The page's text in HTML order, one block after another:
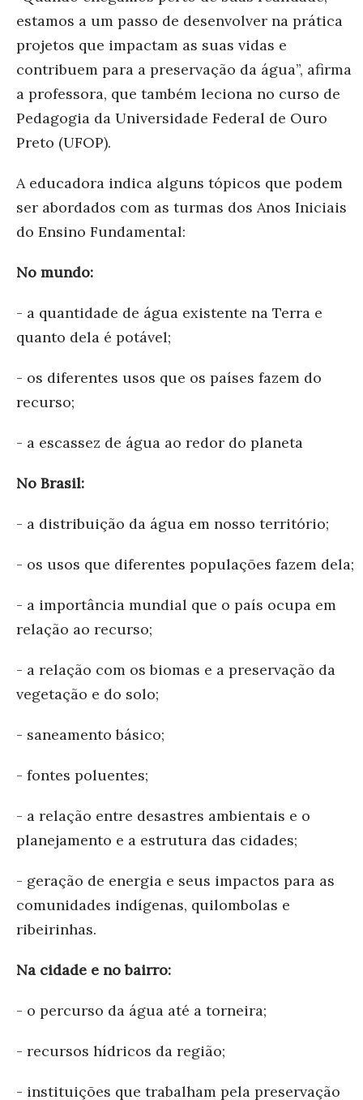
estamos a um passo de desenvolver na prática
projetos que impactam as suas vidas e
contribuem para a preservação da água”, afirma
a professora, que também leciona no curso de
Pedagogia da Universidade Federal de Ouro
Preto (UFOP).
A educadora indica alguns tópicos que podem
ser abordados com as turmas dos Anos Iniciais
do Ensino Fundamental:
No mundo:
- a quantidade de água existente na Terra e
quanto dela é potável;
- os diferentes usos que os países fazem do
recurso;
- a escassez de água ao redor do planeta
No Brasil:
- a distribuição da água em nosso território;
- os usos que diferentes populações fazem dela;
- a importância mundial que o país ocupa em
relação ao recurso;
- a relação com os biomas e a preservação da
vegetação e do solo;
- saneamento básico;
- fontes poluentes;
- a relação entre desastres ambientais e o
planejamento e a estrutura das cidades;
- geração de energia e seus impactos para as
comunidades indígenas, quilombolas e
ribeirinhas.
Na cidade e no bairro:
- o percurso da água até a torneira;
- recursos hídricos da região;
- instituições que trabalham pela preservação